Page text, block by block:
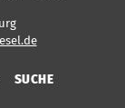
SUCHE